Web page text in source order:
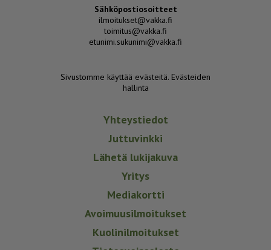
Sähköpostiosoitteet
ilmoitukset@vakka.fi
toimitus@vakka.fi
etunimi.sukunimi@vakka.fi
Sivustomme käyttää evästeitä. Evästeiden
hallinta
Yhteystiedot
Juttuvinkki
Lähetä lukijakuva
Yritys
Mediakortti
Avoimuusilmoitukset
Kuolinilmoitukset